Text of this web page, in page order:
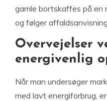
gamle bortskaffes på en
og følger
Overvejelser
energivenlig
Når man undersøger
med lavt energiforbrug,